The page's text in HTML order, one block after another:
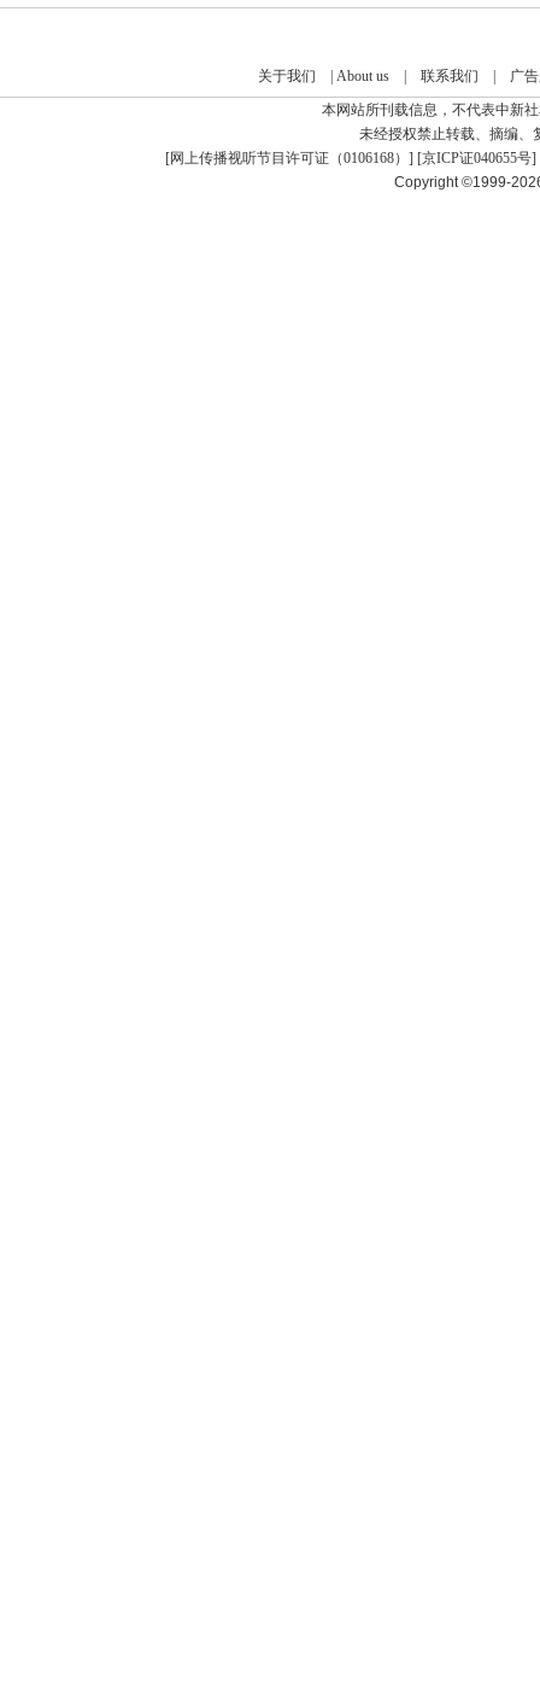
关于我们 About us| 联系我们
广
本网站所刊载信息，不代表中新
未经授权禁止转载、摘编、
[网上传播视听节目许可证（0106168） ] [京ICP证040655号]
Copyright ©1999-